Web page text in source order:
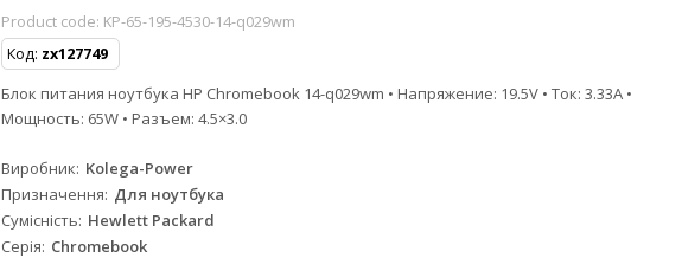
Product code: KP-65-195-4530-14-q029wm
Код: zx127749
Блок питания ноутбука HP Chromebook 14-q029wm • Напряжение: 19.5V • Ток: 3.33A •
Мощность: 65W • Разъем: 4.5×3.0
Виробник Kolega-Power
Призначення Для ноутбука
Сумісність Hewlett Packard
Серія Chromebook